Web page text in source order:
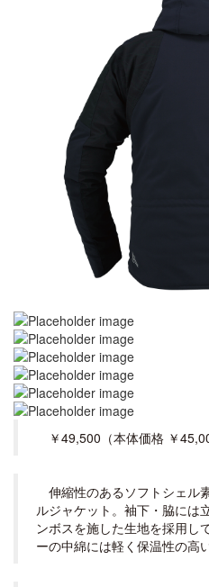
￥49,500（本体価格 ￥
伸縮性のあるソフトシェル
ルジャケット。袖下・脇には
ンボスを施した生地を採用し
ーの中綿には軽く保温性の高